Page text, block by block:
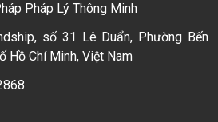
Pháp Lý Thông Minh
số 31 Lê Duẩn, Phường Bến
Hồ Chí Minh, Việt Nam